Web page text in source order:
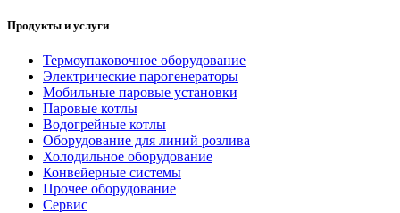
Продукты и услуги
Термоупаковочное оборудование
Электрические парогенераторы
Мобильные паровые установки
Паровые котлы
Водогрейные котлы
Оборудование для линий розлива
Холодильное оборудование
Конвейерные системы
Прочее оборудование
Сервис